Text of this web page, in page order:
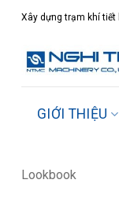
Xây dựng trạm khí tiết
GIỚI THIỆU
Lookbook